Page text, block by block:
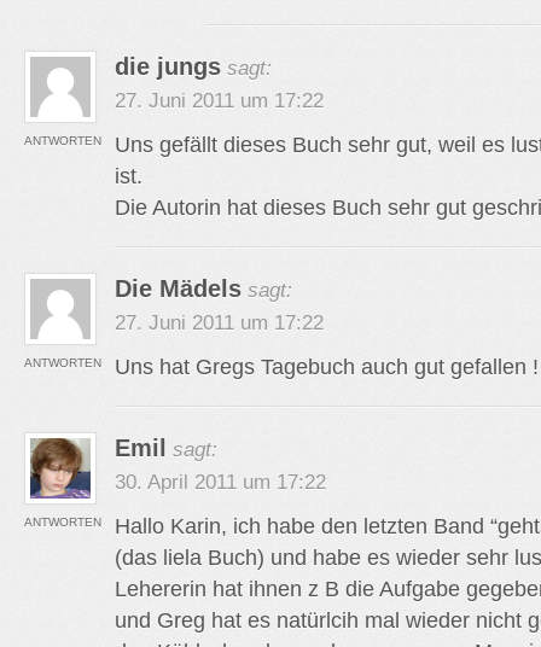
die jungs sagt:
27. Juni 2011 um 17:22
Uns gefällt dieses Buch sehr gut, weil es
ist.
Die Autorin hat dieses Buch sehr gut
ANTWORTEN
Die Mädels sagt:
27. Juni 2011 um 17:22
Uns hat Gregs Tagebuch auch gut gefallen !
ANTWORTEN
Emil
sagt:
30. April 2011 um 17:22
Hallo Karin, ich habe den letzten Band
(das liela Buch) und habe es wieder sehr
Lehererin hat ihnen z B die Aufgabe
und Greg hat es natürlcih mal wieder nicht
ANTWORTEN